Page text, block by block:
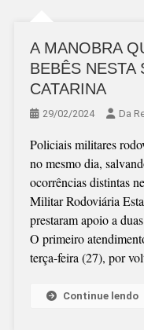
A MANOBRA
BEBÊS NESTA
CATARINA
29/02/2024 Da
Policiais militares
no mesmo dia,
ocorrências distintas
Militar Rodoviária
prestaram apoio a
O primeiro
terça-feira (27), por
Continue lendo